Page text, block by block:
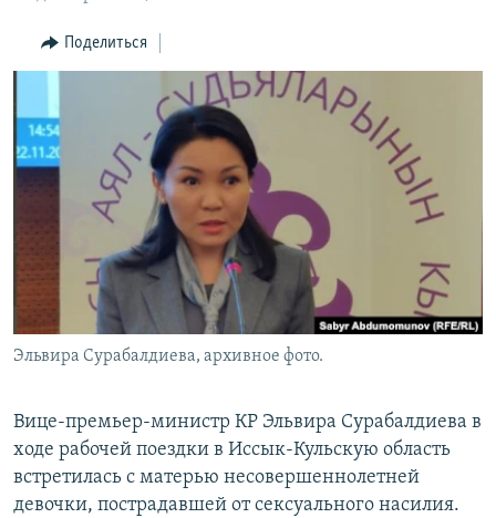
ТОҶИКӢ
Все сайты РСЕ/РС
Поделиться
Эльвира Сурабалдиева, архивное фото.
Вице-премьер-министр КР Эльвира Сурабалдиева в
ходе рабочей поездки в Иссык-Кульскую область
встретилась с матерью несовершеннолетней
девочки, пострадавшей от сексуального насилия.